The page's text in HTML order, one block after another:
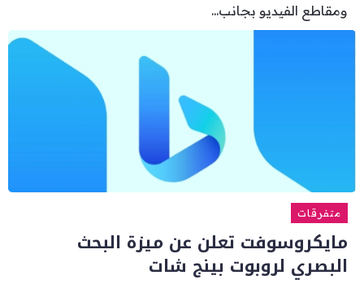
ومقاطع الفيديو بجانب...
متفرقات
مايكروسوفت تعلن عن ميزة البحث
البصري لروبوت بينج شات